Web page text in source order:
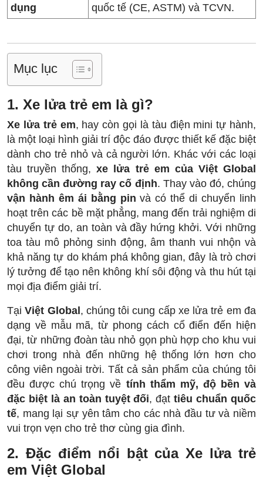
dụng
quốc tế (CE, ASTM) và TCVN.
Mục lục
1. Xe lửa trẻ em là gì?
Xe lửa trẻ em, hay còn gọi là tàu điện mini tự hành,
là một loại hình giải trí độc đáo được thiết kế đặc biệt
dành cho trẻ nhỏ và cả người lớn. Khác với các loại
tàu truyền thống,xe lửa trẻ em của Việt Global
không cần đường ray cố định. Thay vào đó, chúng
vận hành êm ái bằng pin và có thể di chuyển linh
hoạt trên các bề mặt phẳng, mang đến trải nghiệm di
chuyển tự do, an toàn và đầy hứng khởi. Với những
toa tàu mô phỏng sinh động, âm thanh vui nhộn và
khả năng tự do khám phá không gian, đây là trò chơi
lý tưởng để tạo nên không khí sôi động và thu hút tại
mọi địa điểm giải trí.
TạiViệt Global , chúng tôi cung cấp xe lửa trẻ em đa
dạng về mẫu mã, từ phong cách cổ điển đến hiện
đại, từ những đoàn tàu nhỏ gọn phù hợp cho khu vui
chơi trong nhà đến những hệ thống lớn hơn cho
công viên ngoài trời. Tất cả sản phẩm của chúng tôi
đều được chú trọng về tính thẩm mỹ, độ bền và
đặc biệt là an toàn tuyệt đối, đạttiêu chuẩn quốc
tế, mang lại sự yên tâm cho các nhà đầu tư và niềm
vui trọn vẹn cho trẻ thơ cùng gia đình.
2. Đặc điểm nổi bật của Xe lửa trẻ
em Việt Global